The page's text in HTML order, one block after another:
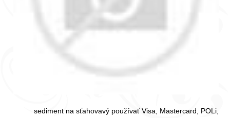
sediment na sťahovavý používať Visa, Mastercard, POLi,